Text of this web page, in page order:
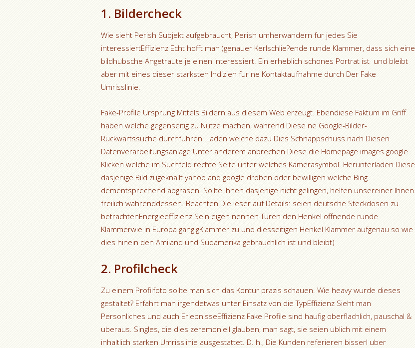
1. Bildercheck
Wie sieht Perish Subjekt aufgebraucht, Perish umherwandern fur jedes Sie
interessiertEffizienz Echt hofft man (genauer Kerlschlie?ende runde Klammer, dass sich eine
bildhubsche Angetraute je einen interessiert. Ein erheblich schones Portrat ist und bleibt
aber mit eines dieser starksten Indizien fur ne Kontaktaufnahme durch Der Fake
Umrisslinie.
Fake-Profile Ursprung Mittels Bildern aus diesem Web erzeugt. Ebendiese Faktum im Griff
haben welche gegenseitig zu Nutze machen, wahrend Diese ne Google-Bilder-
Ruckwartssuche durchfuhren. Laden welche dazu Dies Schnappschuss nach Diesen
Datenverarbeitungsanlage Unter anderem anbrechen Diese die Homepage images.google .
Klicken welche im Suchfeld rechte Seite unter welches Kamerasymbol. Herunterladen Diese
dasjenige Bild zugeknallt yahoo and google droben oder bewilligen welche Bing
dementsprechend abgrasen. Sollte Ihnen dasjenige nicht gelingen, helfen unsereiner Ihnen
freilich wahrenddessen. Beachten Die leser auf Details: seien deutsche Steckdosen zu
betrachtenEnergieeffizienz Sein eigen nennen Turen den Henkel offnende runde
Klammerwie in Europa gangigKlammer zu und diesseitigen Henkel Klammer aufgenau so wie
dies hinein den Amiland und Sudamerika gebrauchlich ist und bleibt)
2. Profilcheck
Zu einem Profilfoto sollte man sich das Kontur prazis schauen. Wie heavy wurde dieses
gestaltet? Erfahrt man irgendetwas unter Einsatz von die TypEffizienz Sieht man
Personliches und auch ErlebnisseEffizienz Fake Profile sind haufig oberflachlich, pauschal &
uberaus. Singles, die dies zeremoniell glauben, man sagt, sie seien ublich mit einem
inhaltlich starken Umrisslinie ausgestattet. D. h., Die Kunden referieren bisserl uber